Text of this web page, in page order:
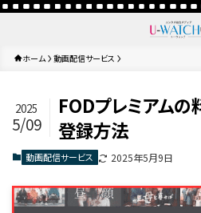
ホーム 動画配信サービス
FODプレミアムの
登録方法
2025
5/09
動画配信サービス 2025年5月9日